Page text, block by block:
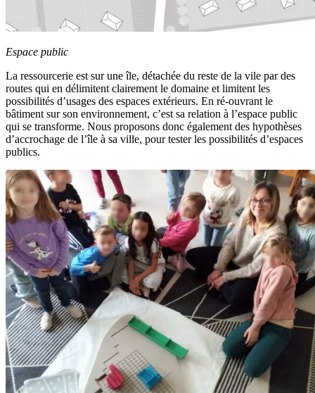
Espace public
La ressourcerie est sur une île, détachée du reste de la vile par des
routes qui en délimitent clairement le domaine et limitent les
possibilités d’usages des espaces extérieurs. En ré-ouvrant le
bâtiment sur son environnement, c’est sa relation à l’espace public
qui se transforme. Nous proposons donc également des hypothèses
d’accrochage de l’île à sa ville, pour tester les possibilités d’espaces
publics.